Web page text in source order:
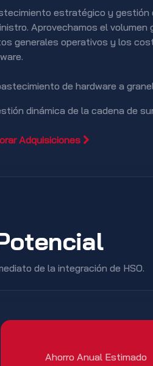
estratégico y gestión
Aprovechamos el volumen
generales operativos y los
de hardware a
dinámica de la cadena de
Adquisiciones
de la integración de HSO.
Ahorro Anual Estimado